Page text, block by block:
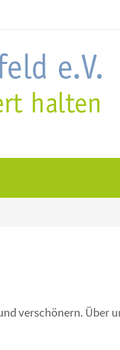
verschönern. Über